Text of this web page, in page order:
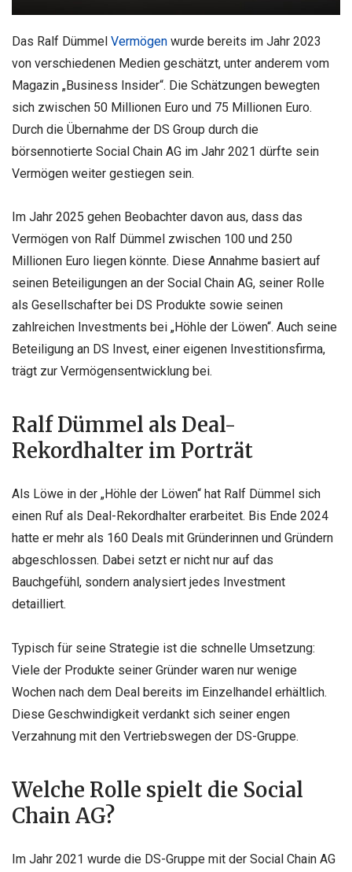
Das Ralf Dümmel Vermögen wurde bereits im Jahr 2023
von verschiedenen Medien geschätzt, unter anderem vom
Magazin „Business Insider“. Die Schätzungen bewegten
sich zwischen 50 Millionen Euro und 75 Millionen Euro.
Durch die Übernahme der DS Group durch die
börsennotierte Social Chain AG im Jahr 2021 dürfte sein
Vermögen weiter gestiegen sein.
Im Jahr 2025 gehen Beobachter davon aus, dass das
Vermögen von Ralf Dümmel zwischen 100 und 250
Millionen Euro liegen könnte. Diese Annahme basiert auf
seinen Beteiligungen an der Social Chain AG, seiner Rolle
als Gesellschafter bei DS Produkte sowie seinen
zahlreichen Investments bei „Höhle der Löwen“. Auch seine
Beteiligung an DS Invest, einer eigenen Investitionsfirma,
trägt zur Vermögensentwicklung bei.
Ralf Dümmel als Deal-
Rekordhalter im Porträt
Als Löwe in der „Höhle der Löwen“ hat Ralf Dümmel sich
einen Ruf als Deal-Rekordhalter erarbeitet. Bis Ende 2024
hatte er mehr als 160 Deals mit Gründerinnen und Gründern
abgeschlossen. Dabei setzt er nicht nur auf das
Bauchgefühl, sondern analysiert jedes Investment
detailliert.
Typisch für seine Strategie ist die schnelle Umsetzung:
Viele der Produkte seiner Gründer waren nur wenige
Wochen nach dem Deal bereits im Einzelhandel erhältlich.
Diese Geschwindigkeit verdankt sich seiner engen
Verzahnung mit den Vertriebswegen der DS-Gruppe.
Welche Rolle spielt die Social
Chain AG?
Im Jahr 2021 wurde die DS-Gruppe mit der Social Chain AG